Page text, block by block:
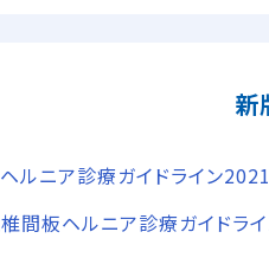
新
ルニア診療ガイドライン2021
椎間板ヘルニア診療ガイドラ